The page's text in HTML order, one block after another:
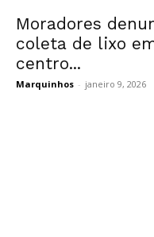
Moradores
coleta de lixo
centro...
Marquinhos - janeiro 9, 2026